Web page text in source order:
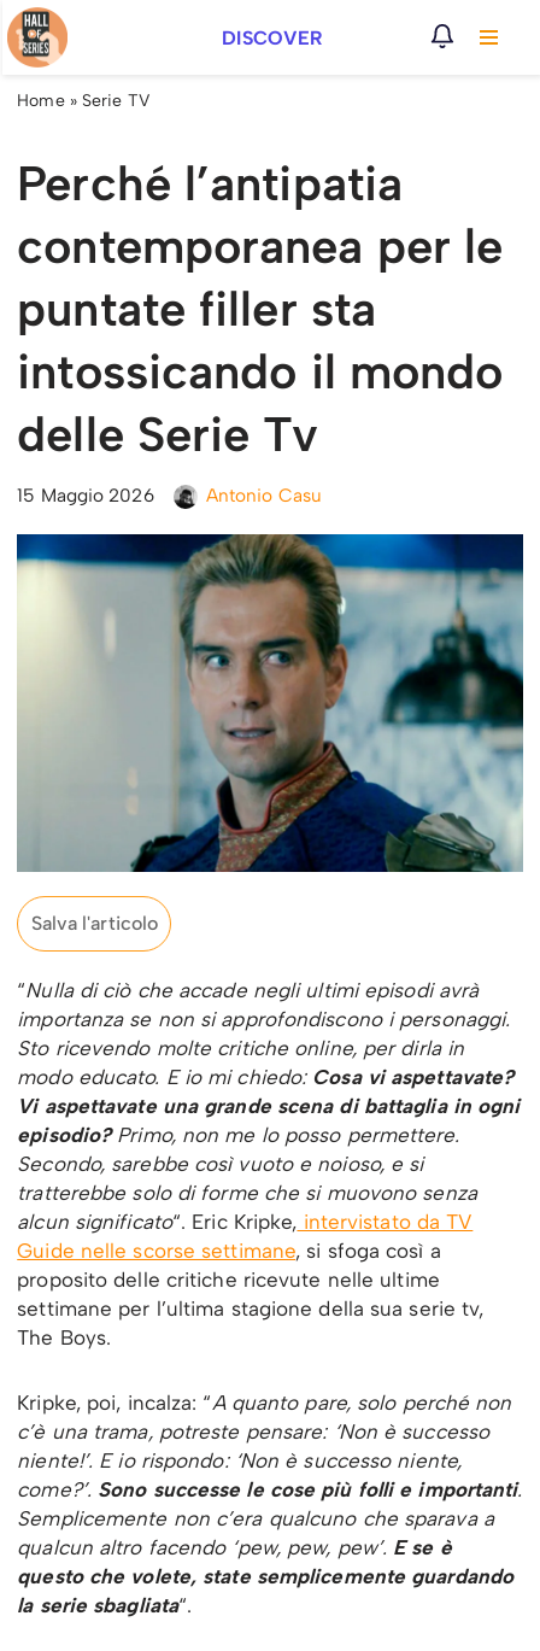
Vai
al
DISCOVER
Home» Serie TV
Perché l’antipatia
contemporanea per le
puntate filler sta
intossicando il mondo
delle Serie Tv
15 Maggio 2026 Antonio Casu
Salva l'articolo
“Nulla di ciò che accade negli ultimi episodi avrà
importanza se non si approfondiscono i personaggi.
Sto ricevendo molte critiche online, per dirla in
modo educato. E io mi chiedo: Cosa vi aspettavate?
Vi aspettavate una grande scena di battaglia in ogni
episodio? Primo, non me lo posso permettere.
Secondo, sarebbe così vuoto e noioso, e si
tratterebbe solo di forme che si muovono senza
alcun significato“. Eric Kripke, intervistato da TV
Guide nelle scorse settimane, si sfoga così a
proposito delle critiche ricevute nelle ultime
settimane per l’ultima stagione della sua serie tv,
The Boys.
Kripke, poi, incalza: “A quanto pare, solo perché non
c’è una trama, potreste pensare: ‘Non è successo
niente!’. E io rispondo: ‘Non è successo niente,
come?’. Sono successe le cose più folli e importanti.
Semplicemente non c’era qualcuno che sparava a
qualcun altro facendo ‘pew, pew, pew’. E se è
questo che volete, state semplicemente guardando
la serie sbagliata“.